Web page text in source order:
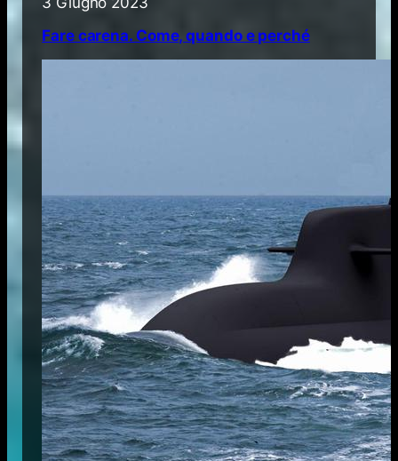
Fare carena. Come, quando e perché